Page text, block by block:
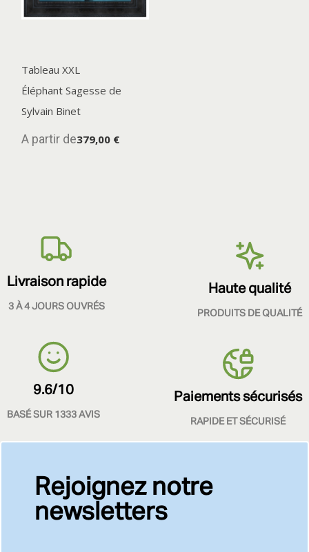
Tableau XXL
Éléphant Sagesse de
Sylvain Binet
A partir de379,00 €
Livraison rapide
3 À 4 JOURS OUVRÉS
Haute qualité
PRODUITS DE QUALITÉ
9.6/10
BASÉ SUR 1333 AVIS
Paiements sécurisés
RAPIDE ET SÉCURISÉ
Rejoignez notre
newsletters